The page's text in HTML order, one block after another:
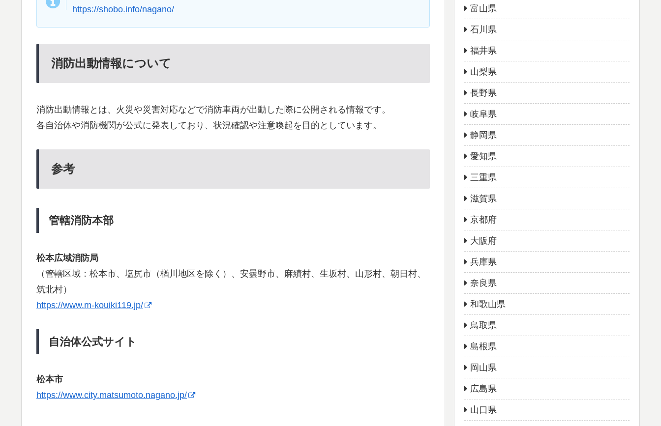
https://shobo.info/nagano/
消防出動情報について
消防出動情報とは、火災や災害対応などで消防車両が出動した際に公開される情報です。
各自治体や消防機関が公式に発表しており、状況確認や注意喚起を目的としています。
参考
管轄消防本部
松本広域消防局
（管轄区域：松本市、塩尻市（楢川地区を除く）、安曇野市、麻績村、生坂村、山形村、朝日村、
筑北村）
https://www.m-kouiki119.jp/
自治体公式サイト
松本市
https://www.city.matsumoto.nagano.jp/
富山県
石川県
福井県
山梨県
長野県
岐阜県
静岡県
愛知県
三重県
滋賀県
京都府
大阪府
兵庫県
奈良県
和歌山県
鳥取県
島根県
岡山県
広島県
山口県